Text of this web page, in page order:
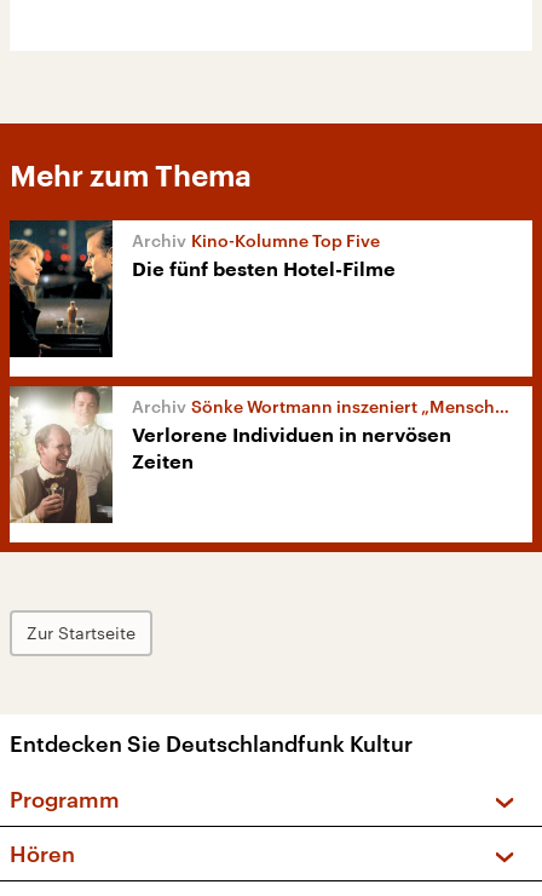
Mehr zum Thema
Kino-Kolumne Top Five
Die fünf besten Hotel-Filme
Sönke Wortmann inszeniert „Menschen im Hotel“
Verlorene Individuen in nervösen
Zeiten
Zur Startseite
Entdecken Sie Deutschlandfunk Kultur
Programm
Sendungen und Podcasts
Hören